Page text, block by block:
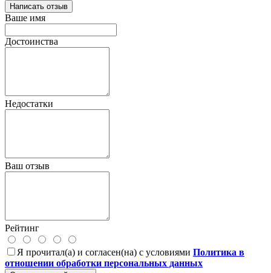
Написать отзыв
Ваше имя
Достоинства
Недостатки
Ваш отзыв
Рейтинг
Я прочитал(а) и согласен(на) с условиями Политика в
отношении обработки персональных данных